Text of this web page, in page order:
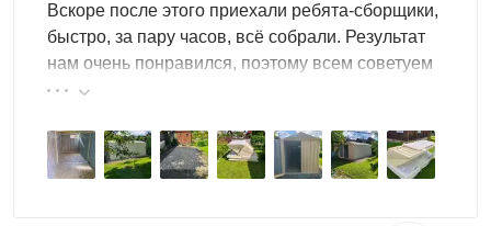
Вскоре после этого приехали ребята-сборщики,
быстро, за пару часов, всё собрали. Результат
нам очень понравился, поэтому всем советуем
эту фирму.